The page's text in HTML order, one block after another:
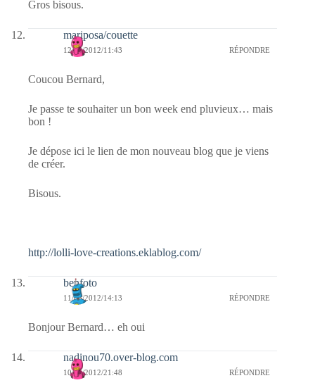
Gros bisous.
mariposa/couette
12/05/2012/11:43 RÉPONDRE
Coucou Bernard,
Je passe te souhaiter un bon week end pluvieux… mais
bon !
Je dépose ici le lien de mon nouveau blog que je viens
de créer.
Bisous.
http://lolli-love-creations.eklablog.com/
benfoto
11/05/2012/14:13 RÉPONDRE
Bonjour Bernard… eh oui
nadinou70.over-blog.com
10/05/2012/21:48 RÉPONDRE